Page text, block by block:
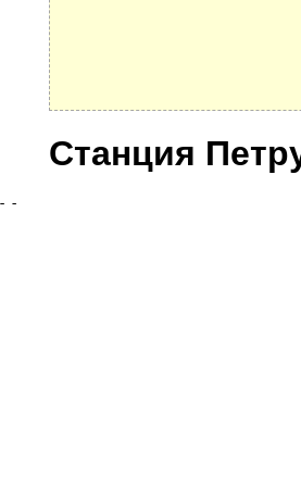
Станция
Улицы